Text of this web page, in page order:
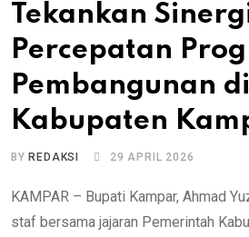
Tekankan
Percepatan
Pembangunan di
Kabupaten
BY REDAKSI 29 APRIL 2026
KAMPAR – Bupati Kampar, Ahmad
staf bersama jajaran Pemerintah